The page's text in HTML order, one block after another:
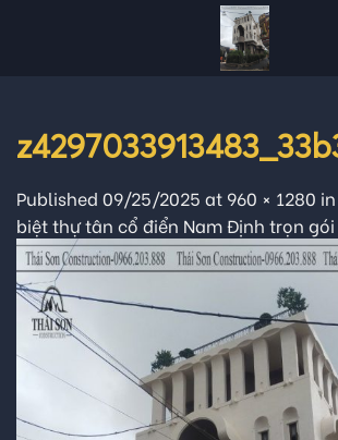
Published 09/25/2025 at 960 × 1280 in
biệt thự tân cổ điển Nam Định trọn gói